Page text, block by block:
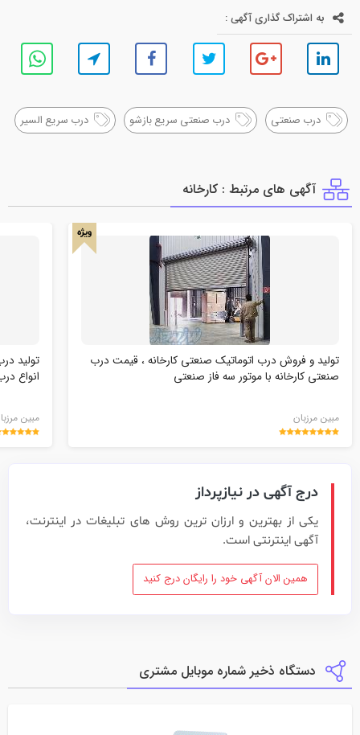
به اشتراک گذاری آگهی :
درب صنعتی درب صنعتی سریع بازشو درب سریع السیر
آگهی های مرتبط : كارخانه
ویژه
تولید و فروش درب اتوماتیک صنعتی کارخانه ، قیمت درب
صنعتی کارخانه با موتور سه فاز صنعتی
مبین مرزبان
تولید
انواع
مبین
درج آگهی در نیازپرداز
یکی از بهترین و ارزان ترین روش های تبلیغات در اینترنت،
آگهی اینترنتی است.
همین الان آگهی خود را رایگان درج کنید
دستگاه ذخیر شماره موبایل مشتری